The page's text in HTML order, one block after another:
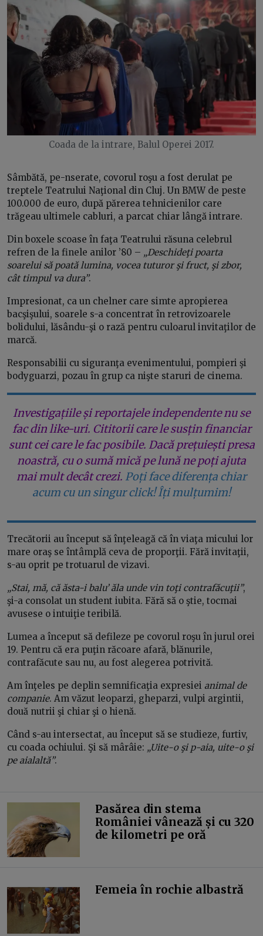
Coada de la intrare, Balul Operei 2017.
Sâmbătă, pe-nserate, covorul roşu a fost derulat pe
treptele Teatrului Naţional din Cluj. Un BMW de peste
100.000 de euro, după părerea tehnicienilor care
trăgeau ultimele cabluri, a parcat chiar lângă intrare.
Din boxele scoase în faţa Teatrului răsuna celebrul
refren de la finele anilor ’80 – „Deschideţi poarta
soarelui să poată lumina, vocea tuturor şi fruct, şi zbor,
cât timpul va dura”.
Impresionat, ca un chelner care simte apropierea
bacşişului, soarele s-a concentrat în retrovizoarele
bolidului, lăsându-şi o rază pentru culoarul invitaţilor de
marcă.
Responsabilii cu siguranţa evenimentului, pompieri şi
bodyguarzi, pozau în grup ca nişte staruri de cinema.
Investigațiile și reportajele independente nu se
fac din like-uri. Cititorii care le susțin financiar
sunt cei care le fac posibile. Dacă prețuiești presa
noastră, cu o sumă mică pe lună ne poți ajuta
mai mult decât crezi. Poți face diferența chiar
acum cu un singur click! Îți mulțumim!
Trecătorii au început să înţeleagă că în viaţa micului lor
mare oraş se întâmplă ceva de proporţii. Fără invitaţii,
s-au oprit pe trotuarul de vizavi.
„Stai, mă, că ăsta-i balu’ ăla unde vin toţi contrafăcuţii”,
şi-a consolat un student iubita. Fără să o ştie, tocmai
avusese o intuiţie teribilă.
Lumea a început să defileze pe covorul roşu în jurul orei
19. Pentru că era puţin răcoare afară, blănurile,
contrafăcute sau nu, au fost alegerea potrivită.
Am înţeles pe deplin semnificaţia expresiei animal de
companie. Am văzut leoparzi, gheparzi, vulpi argintii,
două nutrii şi chiar şi o hienă.
Când s-au intersectat, au început să se studieze, furtiv,
cu coada ochiului. Şi să mârâie: „Uite-o şi p-aia, uite-o şi
pe aialaltă”.
Pasărea din stema
României vânează și cu 320
de kilometri pe oră
Femeia în rochie albastră